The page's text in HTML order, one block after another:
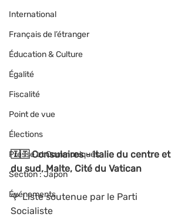
International
Français de l’étranger
Éducation & Culture
Égalité
Fiscalité
Point de vue
Élections
Presse et Communiqués
Section : Japon
Événements
🇮🇹 Consulaires - Italie du centre et
du sud, Malte, Cité du Vatican
🌹 Liste soutenue par le Parti
Socialiste